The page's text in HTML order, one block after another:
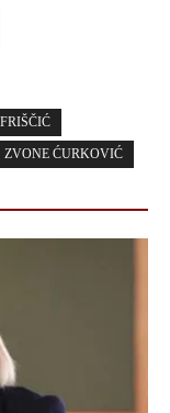
ZVONE ĆURKOVIĆ